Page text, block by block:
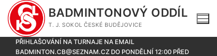
Přeskočit
na
obsah
BADMINTONOVÝ ODDÍL
T. J. SOKOL ČESKÉ BUDĚJOVICE
PŘIHLAŠOVÁNÍ NA TURNAJE NA EMAIL
BADMINTON.CB@SEZNAM.CZ DO PONDĚLNÍ 12:00 PŘED